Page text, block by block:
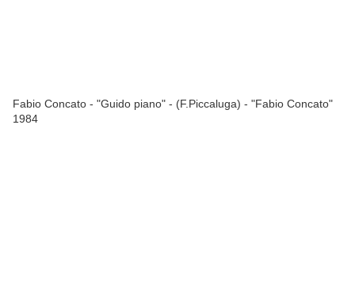
Fabio Concato - "Guido piano" - (F.Piccaluga) - "Fabio Concato"
1984